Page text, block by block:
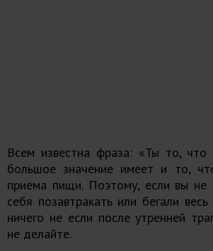
Всем известна фраза: «Ты то,
большое значение имеет и то,
приема пищи. Поэтому, если вы не
себя позавтракать или бегали
ничего не если после утренней
не делайте.